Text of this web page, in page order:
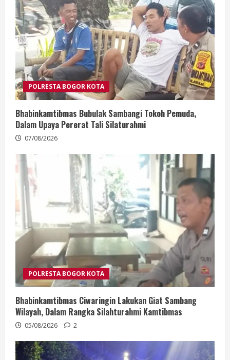
POLRESTA BOGOR KOTA
Bhabinkamtibmas Bubulak Sambangi Tokoh Pemuda,
Dalam Upaya Pererat Tali Silaturahmi
07/08/2026
POLRESTA BOGOR KOTA
Bhabinkamtibmas Ciwaringin Lakukan Giat Sambang
Wilayah, Dalam Rangka Silahturahmi Kamtibmas
05/08/2026 2